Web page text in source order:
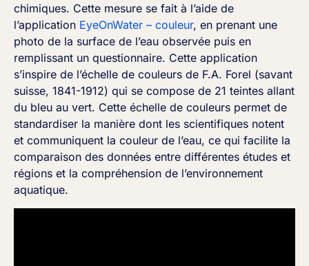
chimiques. Cette mesure se fait à l’aide de
l’application EyeOnWater – couleur, en prenant une
photo de la surface de l’eau observée puis en
remplissant un questionnaire. Cette application
s’inspire de l’échelle de couleurs de F.A. Forel (savant
suisse, 1841-1912) qui se compose de 21 teintes allant
du bleu au vert. Cette échelle de couleurs permet de
standardiser la manière dont les scientifiques notent
et communiquent la couleur de l’eau, ce qui facilite la
comparaison des données entre différentes études et
régions et la compréhension de l’environnement
aquatique.